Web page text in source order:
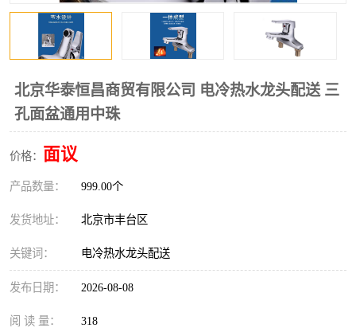
北京华泰恒昌商贸有限公司 电冷热水龙头配送 三
孔面盆通用中珠
价格： 面议
产品数量： 999.00个
发货地址： 北京市丰台区
关键词： 电冷热水龙头配送
发布日期： 2026-08-08
阅 读 量： 318